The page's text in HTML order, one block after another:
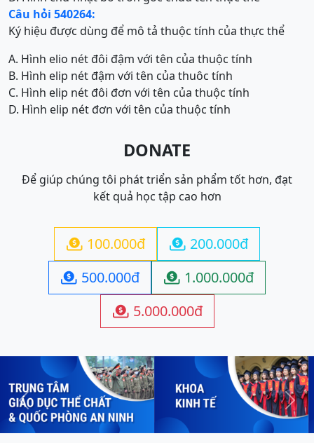
Câu hỏi 540264:
Ký hiệu được dùng để mô tả thuộc tính của thực thể
A. Hình elio nét đôi đậm với tên của thuộc tính
B. Hình elip nét đậm với tên của thuôc tính
C. Hình elip nét đôi đơn với tên của thuộc tính
D. Hình elip nét đơn với tên của thuộc tính
DONATE
Để giúp chúng tôi phát triển sản phẩm tốt hơn, đạt
kết quả học tập cao hơn
 100.000đ  200.000đ
 500.000đ  1.000.000đ
 5.000.000đ
Previous Next